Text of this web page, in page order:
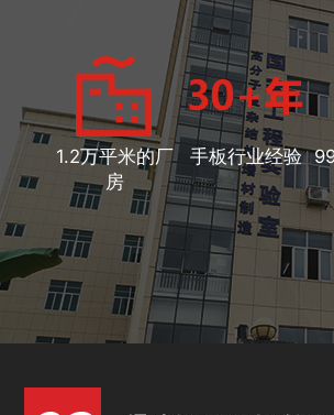
1.2万平米的厂
房
手板行业经验